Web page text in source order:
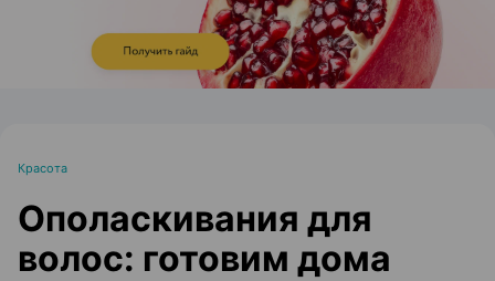
Красота
Ополаскивания для
волос: готовим дома